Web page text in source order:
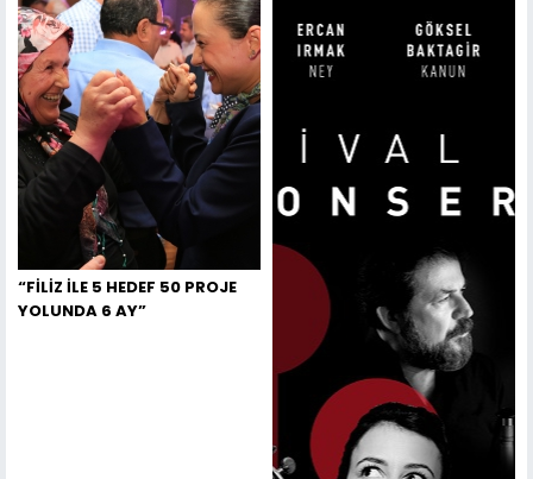
“FİLİZ İLE 5 HEDEF 50 PROJE
YOLUNDA 6 AY”